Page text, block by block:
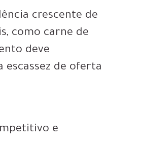
crescente de
como carne de
deve
escassez de oferta
e